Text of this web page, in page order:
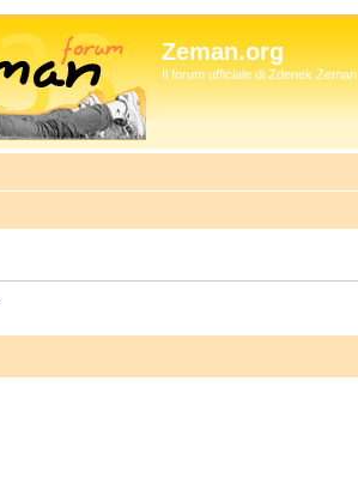
Zeman.org
Il forum ufficiale di Zdenek Zeman